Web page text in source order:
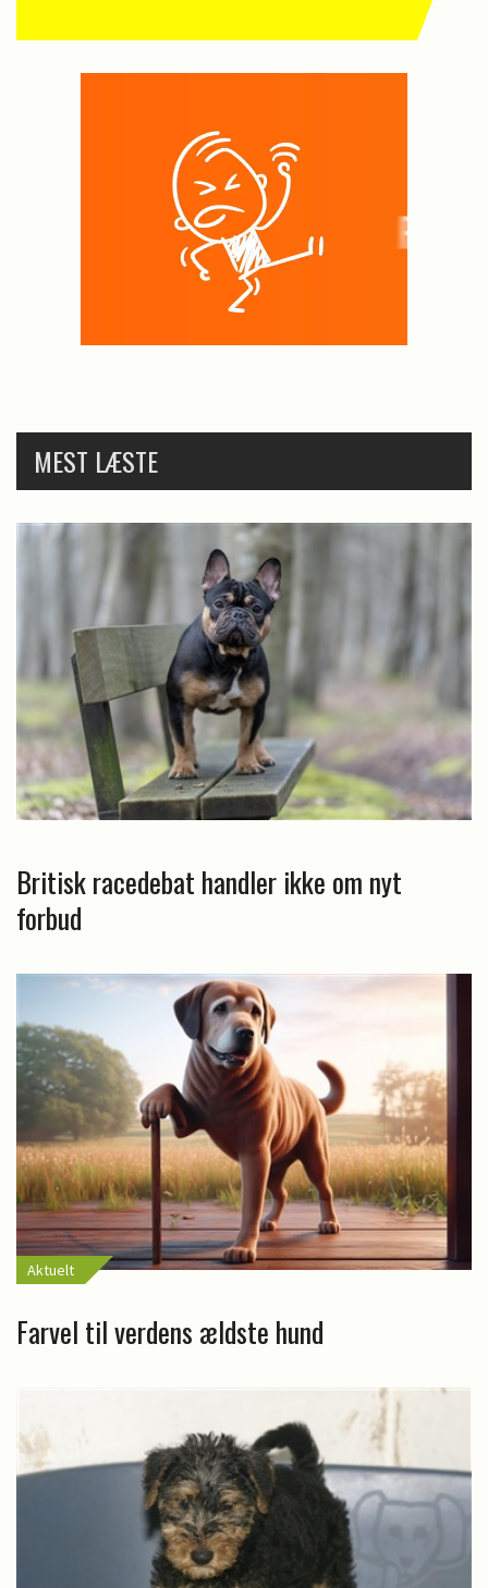
MEST LÆSTE
Britisk racedebat handler ikke om nyt
forbud
Aktuelt
Farvel til verdens ældste hund